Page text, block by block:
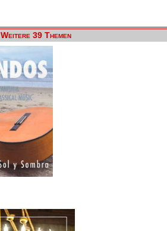
Weitere 39 Themen